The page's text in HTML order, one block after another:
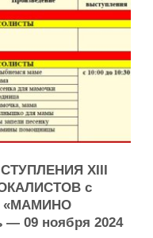
XIII
с
«МАМИНО
09 ноября 2024